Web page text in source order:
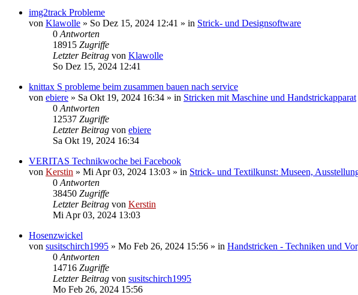
img2track Probleme
von Klawolle » So Dez 15, 2024 12:41 » in Strick- und Designsoftware
0 Antworten
18915 Zugriffe
Letzter Beitrag von Klawolle
So Dez 15, 2024 12:41
knittax S probleme beim zusammen bauen nach service
von ebiere » Sa Okt 19, 2024 16:34 » in Stricken mit Maschine und Handstrickapparat
0 Antworten
12537 Zugriffe
Letzter Beitrag von ebiere
Sa Okt 19, 2024 16:34
VERITAS Technikwoche bei Facebook
von Kerstin » Mi Apr 03, 2024 13:03 » in Strick- und Textilkunst: Museen,
0 Antworten
38450 Zugriffe
Letzter Beitrag von Kerstin
Mi Apr 03, 2024 13:03
Hosenzwickel
von susitschirch1995 » Mo Feb 26, 2024 15:56 » in Handstricken - Techniken und
0 Antworten
14716 Zugriffe
Letzter Beitrag von susitschirch1995
Mo Feb 26, 2024 15:56